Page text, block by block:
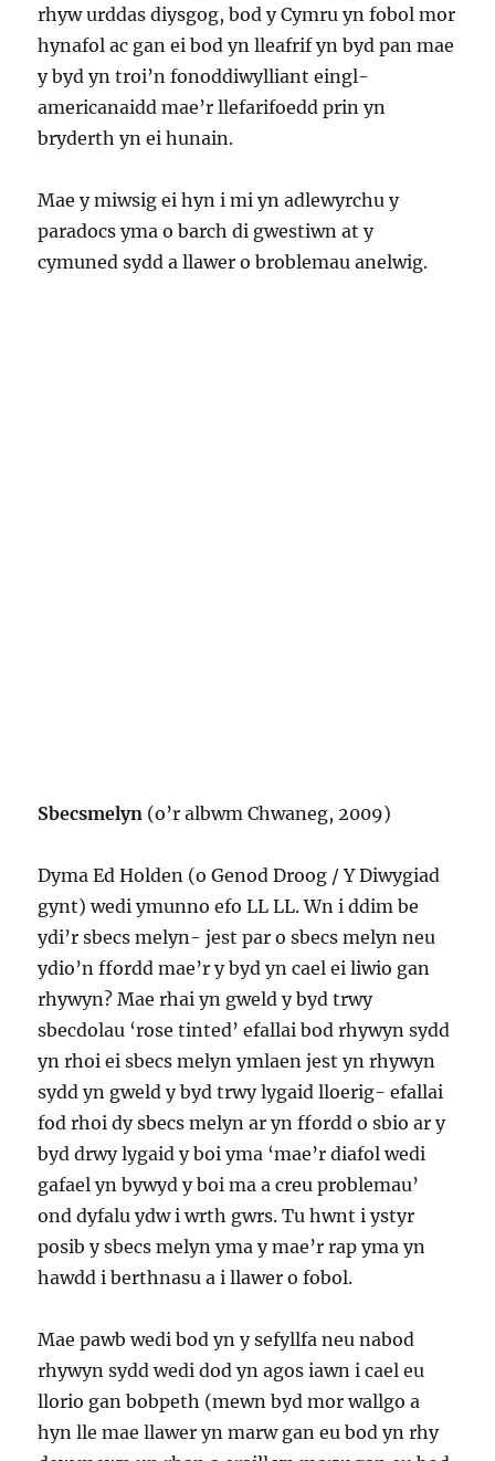
rhyw urddas diysgog, bod y Cymru yn fobol mor
hynafol ac gan ei bod yn lleafrif yn byd pan mae
y byd yn troi’n fonoddiwylliant eingl-
americanaidd mae’r llefarifoedd prin yn
bryderth yn ei hunain.
Mae y miwsig ei hyn i mi yn adlewyrchu y
paradocs yma o barch di gwestiwn at y
cymuned sydd a llawer o broblemau anelwig.
Sbecsmelyn (o’r albwm Chwaneg, 2009)
Dyma Ed Holden (o Genod Droog / Y Diwygiad
gynt) wedi ymunno efo LL LL. Wn i ddim be
ydi’r sbecs melyn- jest par o sbecs melyn neu
ydio’n ffordd mae’r y byd yn cael ei liwio gan
rhywyn? Mae rhai yn gweld y byd trwy
sbecdolau ‘rose tinted’ efallai bod rhywyn sydd
yn rhoi ei sbecs melyn ymlaen jest yn rhywyn
sydd yn gweld y byd trwy lygaid lloerig- efallai
fod rhoi dy sbecs melyn ar yn ffordd o sbio ar y
byd drwy lygaid y boi yma ‘mae’r diafol wedi
gafael yn bywyd y boi ma a creu problemau’
ond dyfalu ydw i wrth gwrs. Tu hwnt i ystyr
posib y sbecs melyn yma y mae’r rap yma yn
hawdd i berthnasu a i llawer o fobol.
Mae pawb wedi bod yn y sefyllfa neu nabod
rhywyn sydd wedi dod yn agos iawn i cael eu
llorio gan bobpeth (mewn byd mor wallgo a
hyn lle mae llawer yn marw gan eu bod yn rhy